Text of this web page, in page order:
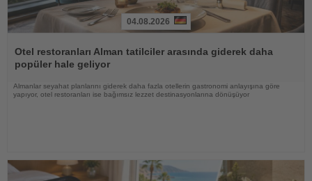
Oku
04.08.2026
Otel restoranları Alman tatilciler arasında giderek daha
popüler hale geliyor
Almanlar seyahat planlarını giderek daha fazla otellerin gastronomi anlayışına göre
yapıyor, otel restoranları ise bağımsız lezzet destinasyonlarına dönüşüyor